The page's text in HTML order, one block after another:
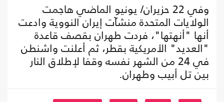
وفي 22 حزيران/ يونيو الماضي هاجمت
الولايات المتحدة منشآت إيران النووية وادعت
أنها "أنهتها"، فردت طهران بقصف قاعدة
"العديد" الأمريكية بقطر، ثم أعلنت واشنطن
في 24 من الشهر نفسه وقفا لإطلاق النار
بين تل أبيب وطهران.